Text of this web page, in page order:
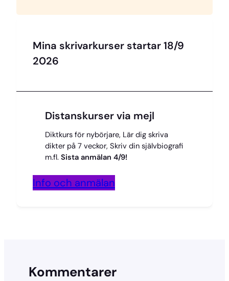
Mina skrivarkurser startar 18/9
2026
Distanskurser via mejl
Diktkurs för nybörjare, Lär dig skriva
dikter på 7 veckor, Skriv din självbiografi
m.fl. Sista anmälan 4/9!
Info och anmälan
Kommentarer